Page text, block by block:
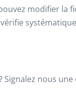
modifier la
vérifie
Signalez nous